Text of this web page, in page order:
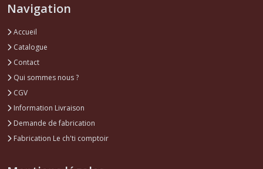
Navigation
Accueil
Catalogue
Contact
Qui sommes nous ?
CGV
Information Livraison
Demande de fabrication
Fabrication Le ch'ti comptoir